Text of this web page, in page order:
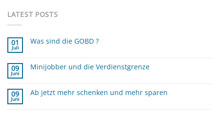
LATEST POSTS
01
Juli
Was sind die GOBD ?
Was
sind
09
Juni
Minijobber und die Verdienstgrenze
Minijobber
und
09
Juni
Ab jetzt mehr schenken und mehr sparen